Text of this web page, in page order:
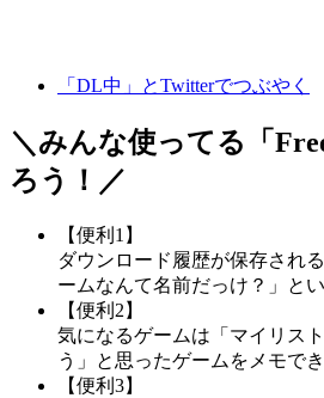
「DL中」とTwitterでつぶやく
＼みんな使ってる「
ろう！／
【便利1】
ダウンロード履歴が保存され
ームなんて名前だっけ？」と
【便利2】
気になるゲームは「マイリス
う」と思ったゲームをメモで
【便利3】